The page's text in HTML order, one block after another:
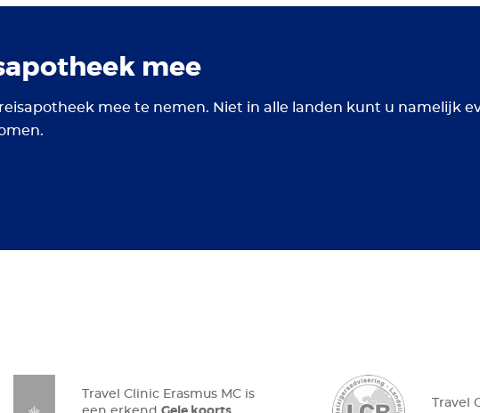
mee
mee te nemen. Niet in alle landen kunt u namelijk
Travel Clinic Erasmus MC is
Travel